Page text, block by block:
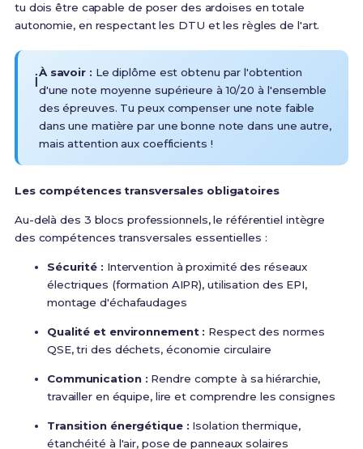
tu dois être capable de poser des ardoises en totale
autonomie, en respectant les DTU et les règles de l'art.
ℹ️À savoir : Le diplôme est obtenu par l'obtention
d'une note moyenne supérieure à 10/20 à l'ensemble
des épreuves. Tu peux compenser une note faible
dans une matière par une bonne note dans une autre,
mais attention aux coefficients !
Les compétences transversales obligatoires
Au-delà des 3 blocs professionnels, le référentiel intègre
des compétences transversales essentielles :
Sécurité : Intervention à proximité des réseaux
électriques (formation AIPR), utilisation des EPI,
montage d'échafaudages
Qualité et environnement : Respect des normes
QSE, tri des déchets, économie circulaire
Communication : Rendre compte à sa hiérarchie,
travailler en équipe, lire et comprendre les consignes
Transition énergétique : Isolation thermique,
étanchéité à l'air, pose de panneaux solaires